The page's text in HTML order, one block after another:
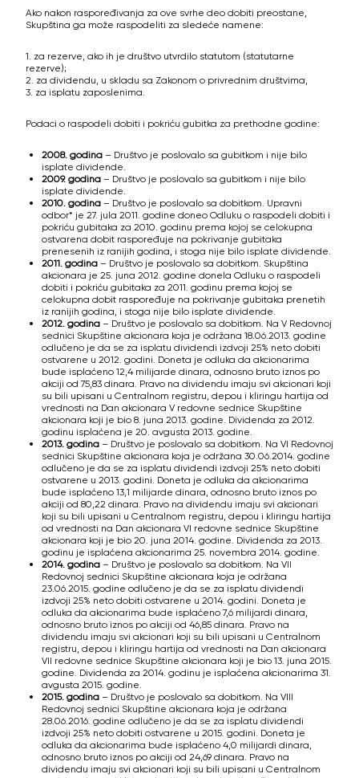
Ako nakon raspoređivanja za ove svrhe deo dobiti preostane,
Skupština ga može raspodeliti za sledeće namene:
1. za rezerve, ako ih je društvo utvrdilo statutom (statutarne
rezerve);
2. za dividendu, u skladu sa Zakonom o privrednim društvima,
3. za isplatu zaposlenima.
Podaci o raspodeli dobiti i pokriću gubitka za prethodne godine:
2008. godina – Društvo je poslovalo sa gubitkom i nije bilo
isplate dividende.
2009. godina – Društvo je poslovalo sa gubitkom i nije bilo
isplate dividende.
2010. godina – Društvo je poslovalo sa dobitkom. Upravni
odbor* je 27. jula 2011. godine doneo Odluku o raspodeli dobiti i
pokriću gubitaka za 2010. godinu prema kojoj se celokupna
ostvarena dobit raspoređuje na pokrivanje gubitaka
prenesenih iz ranijih godina, i stoga nije bilo isplate dividende.
2011. godina – Društvo je poslovalo sa dobitkom. Skupština
akcionara je 25. juna 2012. godine donela Odluku o raspodeli
dobiti i pokriću gubitaka za 2011. godinu prema kojoj se
celokupna dobit raspoređuje na pokrivanje gubitaka prenetih
iz ranijih godina, i stoga nije bilo isplate dividende.
2012. godina – Društvo je poslovalo sa dobitkom. Na V Redovnoj
sednici Skupštine akcionara koja je održana 18.06.2013. godine
odlučeno je da se za isplatu dividendi izdvoji 25% neto dobiti
ostvarene u 2012. godini. Doneta je odluka da akcionarima
bude isplaćeno 12,4 milijarde dinara, odnosno bruto iznos po
akciji od 75,83 dinara. Pravo na dividendu imaju svi akcionari koji
su bili upisani u Centralnom registru, depou i kliringu hartija od
vrednosti na Dan akcionara V redovne sednice Skupštine
akcionara koji je bio 8. juna 2013. godine. Dividenda za 2012.
godinu isplaćena je 20. avgusta 2013. godine.
2013. godina – Društvo je poslovalo sa dobitkom. Na VI Redovnoj
sednici Skupštine akcionara koja je održana 30.06.2014. godine
odlučeno je da se za isplatu dividendi izdvoji 25% neto dobiti
ostvarene u 2013. godini. Doneta je odluka da akcionarima
bude isplaćeno 13,1 milijarde dinara, odnosno bruto iznos po
akciji od 80,22 dinara. Pravo na dividendu imaju svi akcionari
koji su bili upisani u Centralnom registru, depou i kliringu hartija
od vrednosti na Dan akcionara VI redovne sednice Skupštine
akcionara koji je bio 20. juna 2014. godine. Dividenda za 2013.
godinu je isplaćena akcionarima 25. novembra 2014. godine.
2014. godina – Društvo je poslovalo sa dobitkom. Na VII
Redovnoj sednici Skupštine akcionara koja je održana
23.06.2015. godine odlučeno je da se za isplatu dividendi
izdvoji 25% neto dobiti ostvarene u 2014. godini. Doneta je
odluka da akcionarima bude isplaćeno 7,6 milijardi dinara,
odnosno bruto iznos po akciji od 46,85 dinara. Pravo na
dividendu imaju svi akcionari koji su bili upisani u Centralnom
registru, depou i kliringu hartija od vrednosti na Dan akcionara
VII redovne sednice Skupštine akcionara koji je bio 13. juna 2015.
godine. Dividenda za 2014. godinu je isplaćena akcionarima 31.
avgusta 2015. godine.
2015. godina – Društvo je poslovalo sa dobitkom. Na VIII
Redovnoj sednici Skupštine akcionara koja je održana
28.06.2016. godine odlučeno je da se za isplatu dividendi
izdvoji 25% neto dobiti ostvarene u 2015. godini. Doneta je
odluka da akcionarima bude isplaćeno 4,0 milijardi dinara,
odnosno bruto iznos po akciji od 24,69 dinara. Pravo na
dividendu imaju svi akcionari koji su bili upisani u Centralnom